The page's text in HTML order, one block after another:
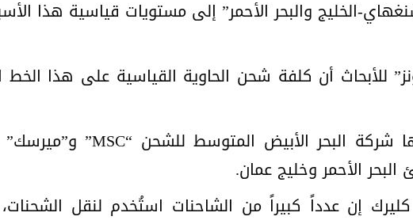
الخليج والبحر الأحمر” إلى مستويات قياسية هذا
الأحمر وخليج عمان.
إن عدداً كبيراً من الشاحنات استُخدم لنقل